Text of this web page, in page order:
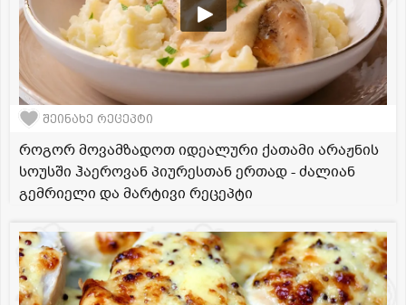
შეინახე რეცეპტი
როგორ მოვამზადოთ იდეალური ქათამი არაჟნის
სოუსში ჰაეროვან პიურესთან ერთად - ძალიან
გემრიელი და მარტივი რეცეპტი